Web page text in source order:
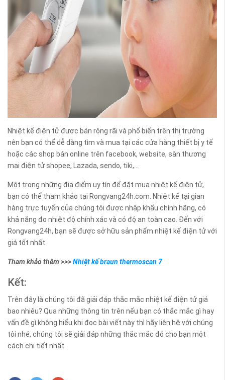
Nhiệt kế điện tử được bán rộng rãi và phổ biến trên thị trường
nên bạn có thể dễ dàng tìm và mua tại các cửa hàng thiết bị y tế
hoặc các shop bán online trên facebook, website, sàn thương
mại điện tử shopee, Lazada, sendo, tiki,...
Một trong những địa điểm uy tín để đặt mua nhiệt kế điện tử,
bạn có thể tham khảo tại Rongvang24h.com. Nhiệt kế tại gian
hàng trực tuyến của chúng tôi được nhập khẩu chính hãng, có
khả năng đo nhiệt độ chính xác và có độ an toàn cao. Đến với
Rongvang24h, bạn sẽ được sở hữu sản phẩm nhiệt kế điện tử với
giá tốt nhất.
Tham khảo thêm >>>Nhiệt kế braun thermoscan 7
Kết:
Trên đây là chúng tôi đã giải đáp thắc mắc nhiệt kế điện tử giá
bao nhiêu? Qua những thông tin trên nếu bạn có thắc mắc gì hay
vấn đề gì không hiểu khi đọc bài viết này thì hãy liên hệ với chúng
tôi nhé, chúng tôi sẽ giải đáp những thắc mắc đó cho bạn một
cách chi tiết nhất.